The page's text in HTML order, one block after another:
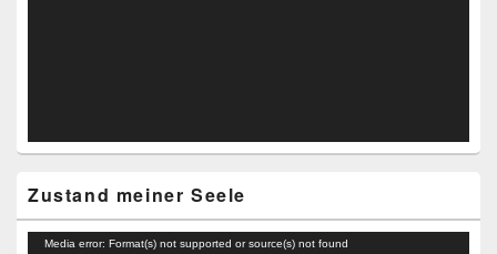
Zustand meiner Seele
Video-
Media error: Format(s) not supported or source(s) not found